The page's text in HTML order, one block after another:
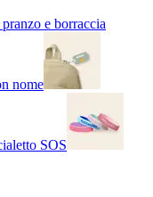
e borraccia
nome
SOS